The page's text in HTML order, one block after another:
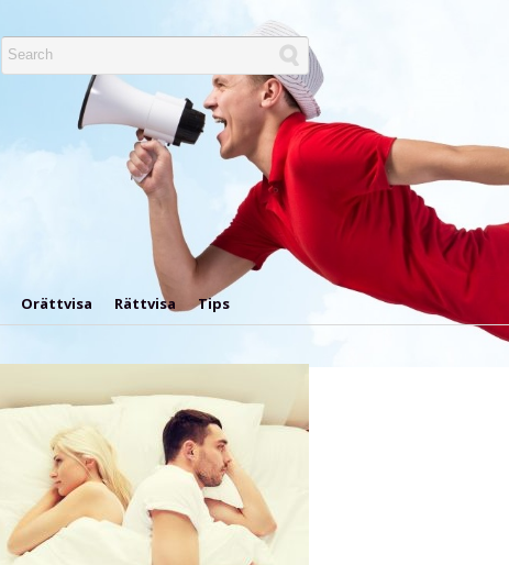
Orättvisa Rättvisa Tips